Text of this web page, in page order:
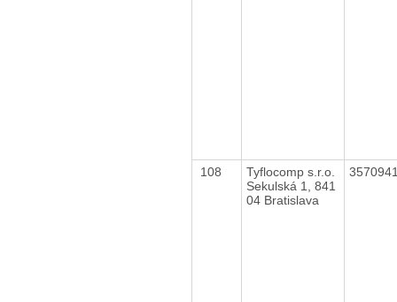
108
Tyflocomp s.r.o.
Sekulská 1, 841
04 Bratislava